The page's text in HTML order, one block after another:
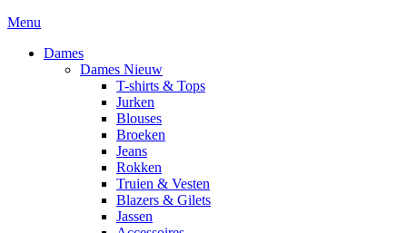
Menu
Dames
Dames Nieuw
T-shirts & Tops
Jurken
Blouses
Broeken
Jeans
Rokken
Truien & Vesten
Blazers & Gilets
Jassen